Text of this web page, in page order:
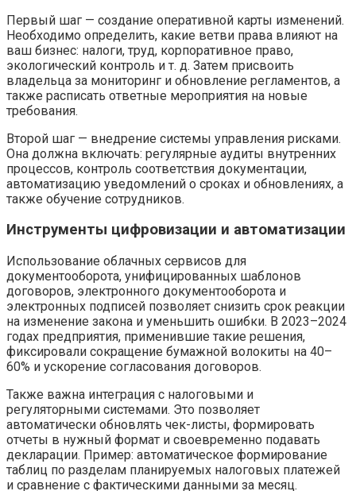
Первый шаг — создание оперативной карты изменений.
Необходимо определить, какие ветви права влияют на
ваш бизнес: налоги, труд, корпоративное право,
экологический контроль и т. д. Затем присвоить
владельца за мониторинг и обновление регламентов, а
также расписать ответные мероприятия на новые
требования.
Второй шаг — внедрение системы управления рисками.
Она должна включать: регулярные аудиты внутренних
процессов, контроль соответствия документации,
автоматизацию уведомлений о сроках и обновлениях, а
также обучение сотрудников.
Инструменты цифровизации и автоматизации
Использование облачных сервисов для
документооборота, унифицированных шаблонов
договоров, электронного документооборота и
электронных подписей позволяет снизить срок реакции
на изменение закона и уменьшить ошибки. В 2023–2024
годах предприятия, применившие такие решения,
фиксировали сокращение бумажной волокиты на 40–
60% и ускорение согласования договоров.
Также важна интеграция с налоговыми и
регуляторными системами. Это позволяет
автоматически обновлять чек-листы, формировать
отчеты в нужный формат и своевременно подавать
декларации. Пример: автоматическое формирование
таблиц по разделам планируемых налоговых платежей
и сравнение с фактическими данными за месяц.